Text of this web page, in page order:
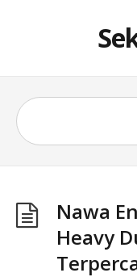
Nawa
Heavy